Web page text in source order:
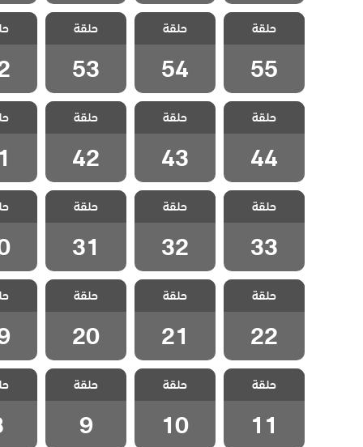
مسلسل جبل
جونول الحلقة
55
حلقة
55
مسلسل جبل
جونول الحلقة
54
حلقة
54
مسلسل جبل
جونول الحلقة
53
حلقة
53
مسلسل جبل
جونول الحلقة
44
حلقة
44
مسلسل جبل
جونول الحلقة
43
حلقة
43
مسلسل جبل
جونول الحلقة
42
حلقة
42
مسلسل جبل
جونول الحلقة
33
حلقة
33
مسلسل جبل
جونول الحلقة
32
حلقة
32
مسلسل جبل
جونول الحلقة
31
حلقة
31
مسلسل جبل
جونول الحلقة
22
حلقة
22
مسلسل جبل
جونول الحلقة
21
حلقة
21
مسلسل جبل
جونول الحلقة
20
حلقة
20
مسلسل جبل
جونول الحلقة
11
حلقة
11
مسلسل جبل
جونول الحلقة
10
حلقة
10
مسلسل جبل
جونول الحلقة 9
حلقة
9
جونول